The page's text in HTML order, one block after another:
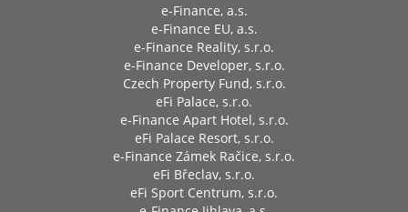
e-Finance, a.s.
e-Finance EU, a.s.
e-Finance Reality, s.r.o.
e-Finance Developer, s.r.o.
Czech Property Fund, s.r.o.
eFi Palace, s.r.o.
e-Finance Apart Hotel, s.r.o.
eFi Palace Resort, s.r.o.
e-Finance Zámek Račice, s.r.o.
eFi Břeclav, s.r.o.
eFi Sport Centrum, s.r.o.